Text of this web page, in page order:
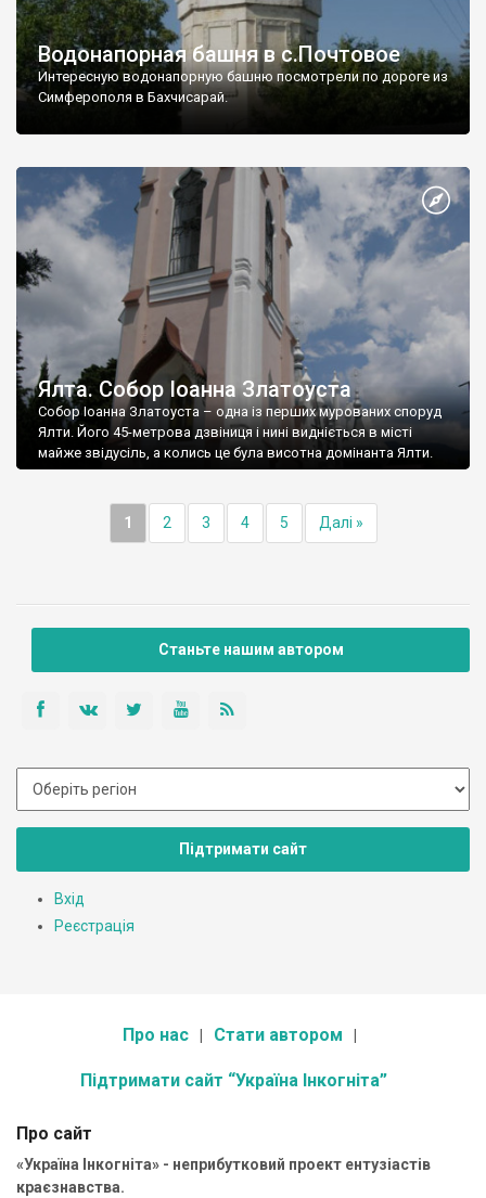
Водонапорная башня в с.Почтовое
Интересную водонапорную башню посмотрели по дороге из
Симферополя в Бахчисарай.
Ялта. Собор Іоанна Златоуста
Собор Іоанна Златоуста – одна із перших мурованих споруд
Ялти. Його 45-метрова дзвіниця і нині видніється в місті
майже звідусіль, а колись це була висотна домінанта Ялти.
1 2 3 4 5 Далі »
Станьте нашим автором
Підтримати сайт
Вхід
Реєстрація
Про нас Стати автором
Підтримати сайт “Україна Інкогніта”
Про сайт
«Україна Інкогніта» - неприбутковий проект ентузіастів
краєзнавства.